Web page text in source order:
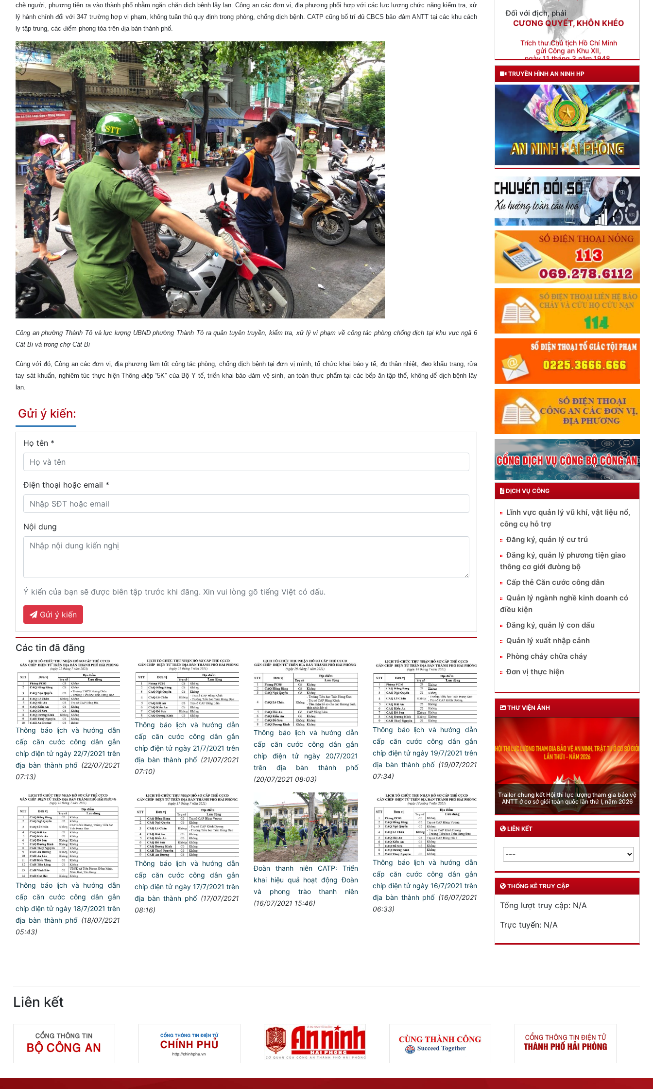
chẽ người, phương tiện ra vào thành phố nhằm ngăn chặn dịch bệnh lây lan. Công an các đơn vị, địa phương phối hợp với các lực lượng chức năng kiểm tra, xử
lý hành chính đối với 347 trường hợp vi phạm, không tuân thủ quy định trong phòng, chống dịch bệnh. CATP cũng bố trí đủ CBCS bảo đảm ANTT tại các khu cách
ly tập trung, các điểm phong tỏa trên địa bàn thành phố.
Công an phường Thành Tô và lực lượng UBND phường Thành Tô ra quân tuyên truyền, kiểm tra, xử lý vi phạm về công tác phòng chống dịch tại khu vực ngã 6
Cát Bi và trong chợ Cát Bi
Cùng với đó, Công an các đơn vị, địa phương làm tốt công tác phòng, chống dịch bệnh tại đơn vị mình, tổ chức khai báo y tế, đo thân nhiệt, đeo khẩu trang, rửa
tay sát khuẩn, nghiêm túc thực hiện Thông điệp “5K” của Bộ Y tế, triển khai bảo đảm vệ sinh, an toàn thực phẩm tại các bếp ăn tập thể, không để dịch bệnh lây
lan.
Gửi ý kiến:
Họ tên *
Điện thoại hoặc email *
Nội dung
Ý kiến của bạn sẽ được biên tập trước khi đăng. Xin vui lòng gõ tiếng Việt có dấu.
Gửi ý kiến
Các tin đã đăng
Thông báo lịch và hướng dẫn
cấp căn cước công dân gắn
chíp điện tử ngày 22/7/2021 trên
địa bàn thành phố (22/07/2021
07:13)
Thông báo lịch và hướng dẫn
cấp căn cước công dân gắn
chíp điện tử ngày 21/7/2021 trên
địa bàn thành phố (21/07/2021
07:10)
Thông báo lịch và hướng dẫn
cấp căn cước công dân gắn
chíp điện tử ngày 20/7/2021
trên địa bàn thành phố
(20/07/2021 08:03)
Thông báo lịch và hướng dẫn
cấp căn cước công dân gắn
chíp điện tử ngày 19/7/2021 trên
địa bàn thành phố (19/07/2021
07:34)
Thông báo lịch và hướng dẫn
cấp căn cước công dân gắn
chíp điện tử ngày 18/7/2021 trên
địa bàn thành phố (18/07/2021
05:43)
Thông báo lịch và hướng dẫn
cấp căn cước công dân gắn
chíp điện tử ngày 17/7/2021 trên
địa bàn thành phố (17/07/2021
08:16)
Đoàn thanh niên CATP: Triển
khai hiệu quả hoạt động Đoàn
và phong trào thanh niên
(16/07/2021 15:46)
Thông báo lịch và hướng dẫn
cấp căn cước công dân gắn
chíp điện tử ngày 16/7/2021 trên
địa bàn thành phố (16/07/2021
06:33)
Trích thư Chủ tịch Hồ Chí Minh
gửi Công an Khu XII,
ngày 11 tháng 3 năm 1948.
TRUYỀN HÌNH AN NINH HP
DỊCH VỤ CÔNG
Lĩnh vực quản lý vũ khí, vật liệu nổ,
công cụ hỗ trợ
Đăng ký, quản lý cư trú
Đăng ký, quản lý phương tiện giao
thông cơ giới đường bộ
Cấp thẻ Căn cước công dân
Quản lý ngành nghề kinh doanh có
điều kiện
Đăng ký, quản lý con dấu
Quản lý xuất nhập cảnh
Phòng cháy chữa cháy
Đơn vị thực hiện
THƯ VIỆN ẢNH
Trailer chung kết Hội thi lực lượng tham gia bảo vệ
ANTT ở cơ sở giỏi toàn quốc lần thứ I, năm 2026
Phòng Quản lý xuất nhập cảnh: Hướng dẫn những
quy định mới trong lĩnh vực xuất cảnh, nhập cảnh
của công dân việt nam từ ngày 01/7/2026
LIÊN KẾT
THỐNG KÊ TRUY CẬP
Tổng lượt truy cập: N/A
Trực tuyến: N/A
Liên kết